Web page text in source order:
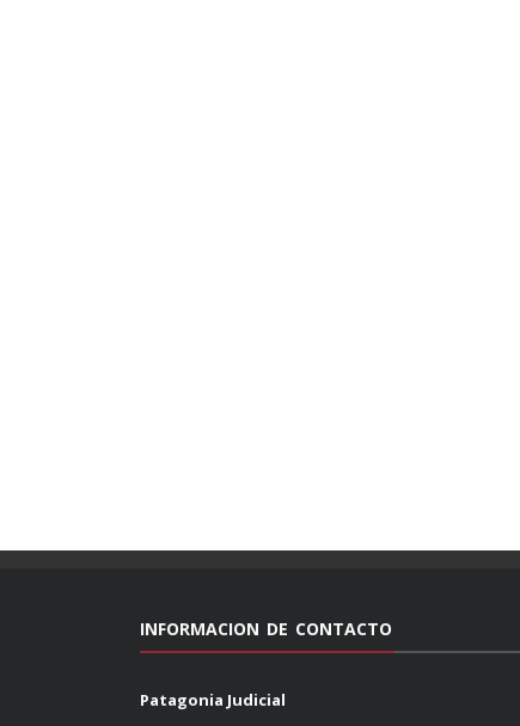
INFORMACION DE CONTACTO
Patagonia Judicial